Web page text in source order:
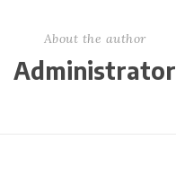
About the author
Administrator